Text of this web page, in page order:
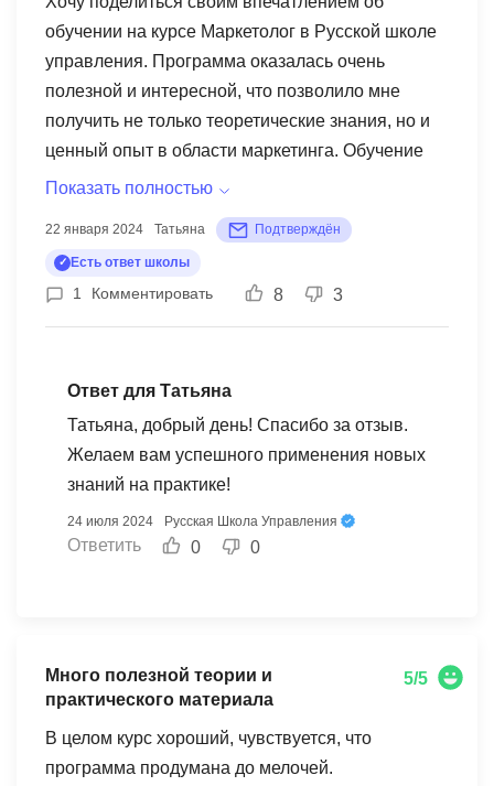
обучении на курсе Маркетолог в Русской школе
управления. Программа оказалась очень
полезной и интересной, что позволило мне
получить не только теоретические знания, но и
ценный опыт в области маркетинга. Обучение
проходило в формате онлайн, что оказалось
отличную платформу для проведения занятий, а
также возможность задавать вопросы и
взаимодействовать с преподавателями и
коллегами через комментарии. Весь курс был
возникали у меня в процессе обучения, всегда
оперативно решались. Программа обучения
охватывала различные аспекты маркетинга – от
основных принципов до продвинутых стратегий.
применимыми в реальных ситуациях. Мне
ориентированный на реальные потребности
различные направления маркетинга, что
позволило мне выбрать тот учебный путь,
Показать полностью
22 января 2024 Татьяна Подтверждён
Есть ответ школы
1 Комментировать 8 3
Ответ для Татьяна
Татьяна, добрый день! Спасибо за отзыв.
Желаем вам успешного применения новых
знаний на практике!
24 июля 2024 Русская Школа Управления
Ответить 0 0
Много полезной теории и
практического материала
5/5
В целом курс хороший, чувствуется, что
программа продумана до мелочей.